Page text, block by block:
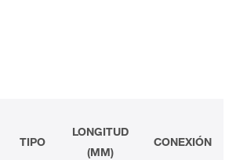
TIPO
LONGITUD
(MM)
CONEXIÓN